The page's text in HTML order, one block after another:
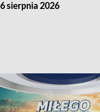
6 sierpnia 2026